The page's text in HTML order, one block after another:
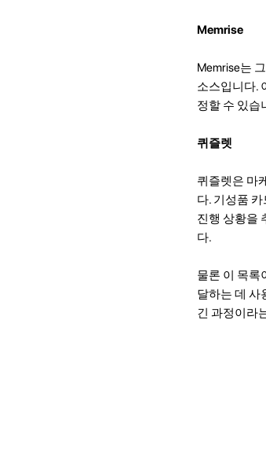
Memrise
Memrise는
소스입니다.
정할 수 있습
퀴즐렛
퀴즐렛은 마
다. 기성품
진행 상황을
다.
물론 이 목록
달하는 데 사
긴 과정이라